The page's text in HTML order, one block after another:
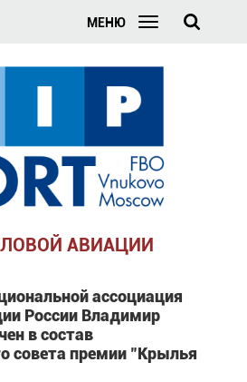
МЕНЮ
АВИАЦИИ
ассоциация
России Владимир
в состав
совета премии "Крылья